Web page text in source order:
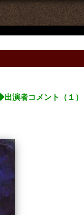
演者コメント（１）